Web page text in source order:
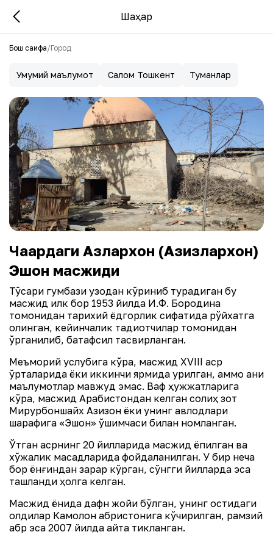
Шаҳар
Бош саҳифа/Город
Умумий маълумот Салом Тошкент Туманлар
Чақардаги Азлархон (Азизлархон)
Эшон масжиди
Тўқсариқ гумбази узоқдан кўриниб турадиган бу
масжид илк бор 1953 йилда И.Ф. Бородина
томонидан тарихий ёдгорлик сифатида рўйхатга
олинган, кейинчалик тадқиқотчилар томонидан
ўрганилиб, батафсил тасвирланган.
Меъморий услубига кўра, масжид XVIII аср
ўрталарида ёки иккинчи ярмида қурилган, аммо аниқ
маълумотлар мавжуд эмас. Вақф ҳужжатларига
кўра, масжид Арабистондан келган солиҳ зот
Мирқурбоншайх Азизон ёки унинг авлодлари
шарафига «Эшон» қўшимчаси билан номланган.
Ўтган асрнинг 20 йилларида масжид ёпилган ва
хўжалик мақсадларида фойдаланилган. У бир неча
бор ёнғиндан зарар кўрган, сўнгги йилларда эса
ташландиқ ҳолга келган.
Масжид ёнида дафн жойи бўлган, унинг остидаги
қолдиқлар Камолон қабристонига кўчирилган, рамзий
қабр эса 2007 йилда қайта тикланган.